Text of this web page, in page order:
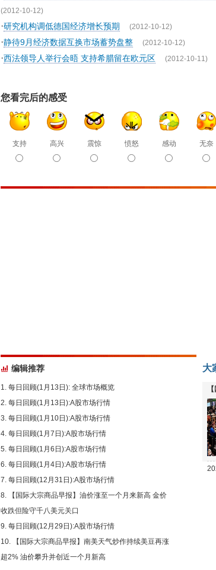
(2012-10-12)
·研究机构调低德国经济增长预期 (2012-10-12)
·静待9月经济数据互换市场蓄势盘整 (2012-10-12)
·西法领导人举行会晤 支持希腊留在欧元区 (2012-10-11)
您看完后的感受
支持 高兴 震惊 愤怒 感动 无奈
编辑推荐
每日回顾(1月13日): 全球市场概览
每日回顾(1月13日):A股市场行情
每日回顾(1月10日):A股市场行情
每日回顾(1月7日):A股市场行情
每日回顾(1月6日):A股市场行情
每日回顾(1月4日):A股市场行情
每日回顾(12月31日):A股市场行情
【国际大宗商品早报】油价涨至一个月来新高 金价
收跌但险守千八美元关口
每日回顾(12月29日):A股市场行情
【国际大宗商品早报】南美天气炒作持续美豆再涨
超2% 油价攀升并创近一个月新高
大
下